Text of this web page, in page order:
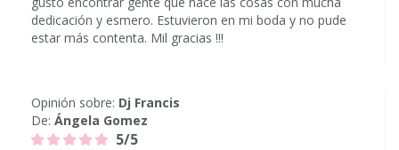
dedicación y esmero. Estuvieron en mi boda y no pude
estar más contenta. Mil gracias !!!
Opinión sobre: Dj Francis
De: Ángela Gomez
5/5